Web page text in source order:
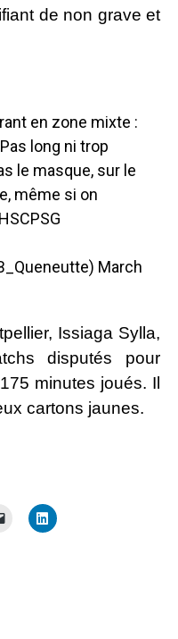
de non grave et
en zone mixte :
long ni trop
le masque, sur le
même si on
March
Issiaga Sylla,
disputés pour
minutes joués. Il
cartons jaunes.